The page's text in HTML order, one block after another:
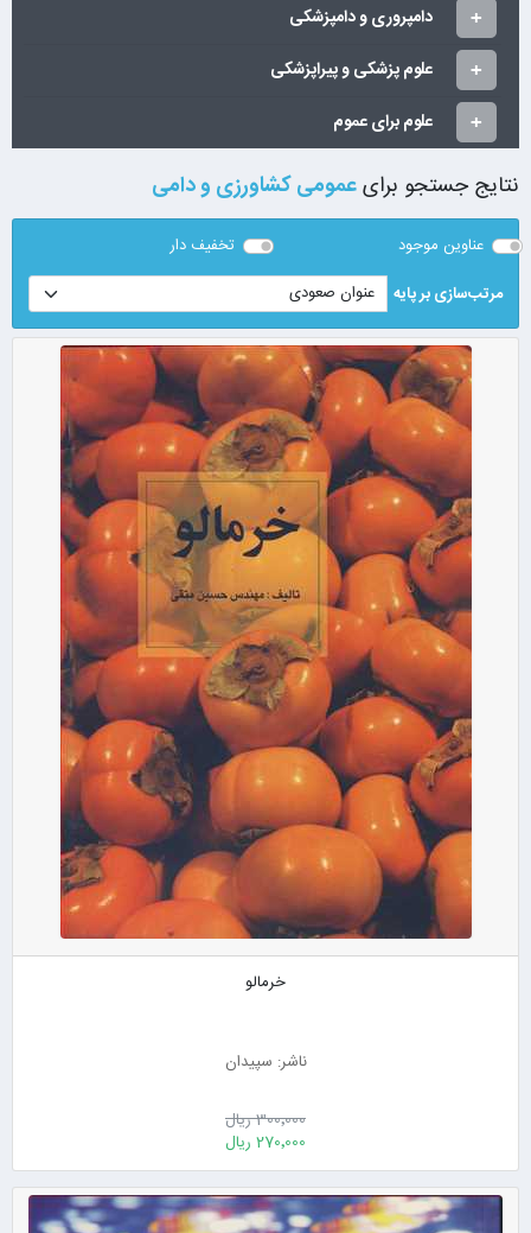
دامپروری و دامپزشکی
علوم پزشکی و پیراپزشکی
علوم برای عموم
نتایج جستجو برایعمومی کشاورزی و دامی
عناوین موجود
تخفیف دار
مرتب‌سازی بر پایه
خرمالو
ناشر: سپیدان
300٬000 ریال
270٬000 ریال